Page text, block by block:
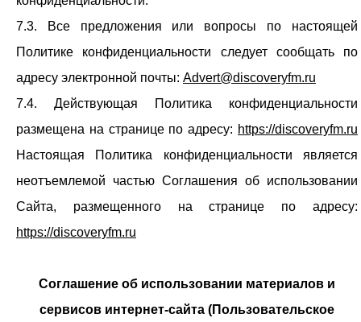
7.3. Все предложения или вопросы по настоящей
Политике конфиденциальности следует сообщать по
адресу электронной почты: Advert@discoveryfm.ru
7.4. Действующая Политика конфиденциальности
размещена на странице по адресу: https://discoveryfm.ru
Настоящая Политика конфиденциальности является
неотъемлемой частью Соглашения об использовании
Сайта, размещенного на странице по адресу:
https://discoveryfm.ru
Соглашение об использовании материалов и
сервисов интернет-сайта (Пользовательское